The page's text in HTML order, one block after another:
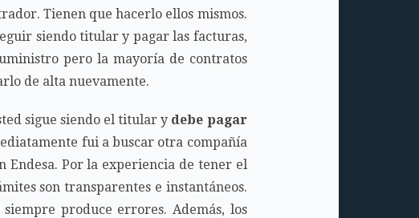
Tienen que hacerlo ellos mismos.
siendo titular y pagar las facturas,
pero la mayoría de contratos
de alta nuevamente.
sigue siendo el titular y debe pagar
fui a buscar otra compañía
Endesa. Por la experiencia de tener el
son transparentes e instantáneos.
produce errores. Además, los